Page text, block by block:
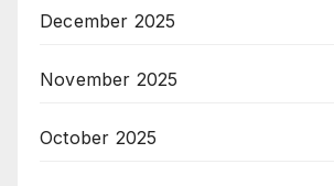
December 2025
November 2025
October 2025